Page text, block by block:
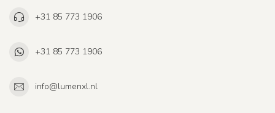
+31 85 773 1906
+31 85 773 1906
info@lumenxl.nl